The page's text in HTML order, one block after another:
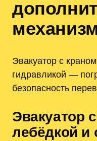
Эвакуатор с
гидравликой —
безопасность
Эвакуатор
лебёдкой и